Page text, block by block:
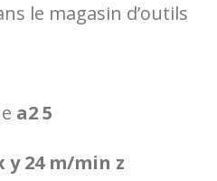
le magasin d’outils
a2 5
y 24 m/min z